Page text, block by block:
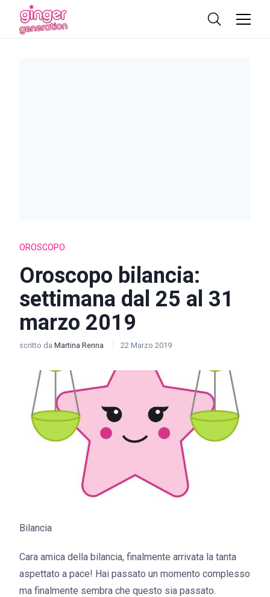
OROSCOPO
Oroscopo bilancia:
settimana dal 25 al 31
marzo 2019
scritto da Martina Renna 22 Marzo 2019
Bilancia
Cara amica della bilancia, finalmente arrivata la tanta
aspettato a pace! Hai passato un momento complesso
ma finalmente sembra che questo sia passato.